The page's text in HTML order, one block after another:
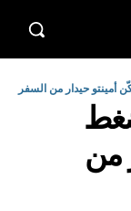
أمينتو حيدار من السفر
من